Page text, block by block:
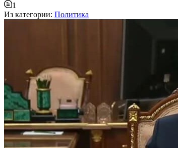
1
Из категории: Политика